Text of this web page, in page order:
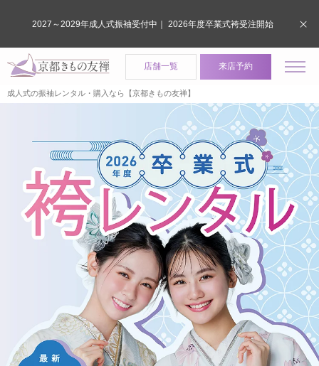
店舗一覧 来店予約
成人式の振袖レンタル・購入なら【京都きもの友禅】
2027～2029年成人式振袖受付中｜ 2026年度卒業式袴受注開始